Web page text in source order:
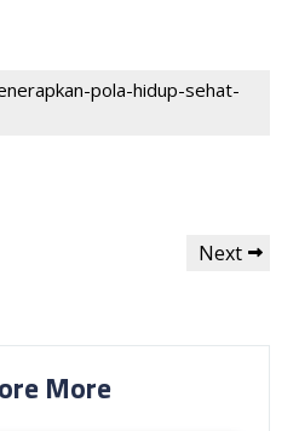
pola-hidup-sehat-
Next
Next
More